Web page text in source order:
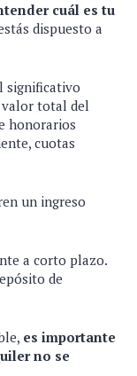
cuál es tu
dispuesto a
significativo
valor total del
honorarios
cuotas
un ingreso
a corto plazo.
de
es importante
no se